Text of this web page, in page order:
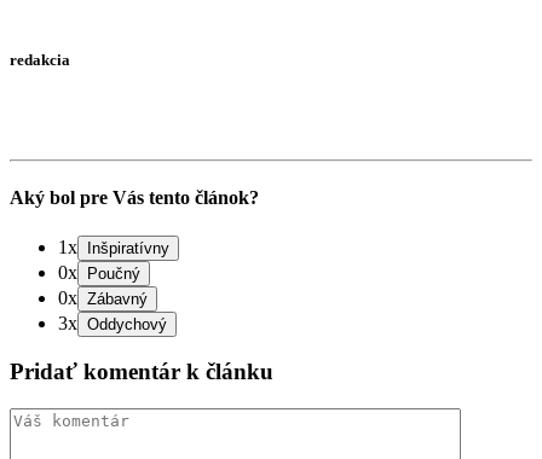
redakcia
Aký bol pre Vás tento článok?
1x
0x
0x
3x
Pridať komentár k článku